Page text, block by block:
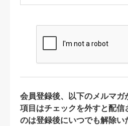
会員登録後、以下のメルマ
項目はチェックを外すと配信
のは登録後にいつでも解除い